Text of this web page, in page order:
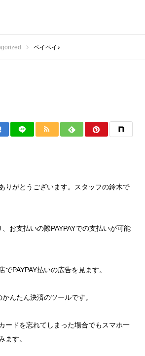
ペイペイ♪
りがとうございます。スタッフの鈴木で
お支払いの際PAYPAYでの支払いが可能
PAYPAY払いの広告を見ます。
んたん決済のツールです。
ードを忘れてしまった場合でもスマホ一
ます。